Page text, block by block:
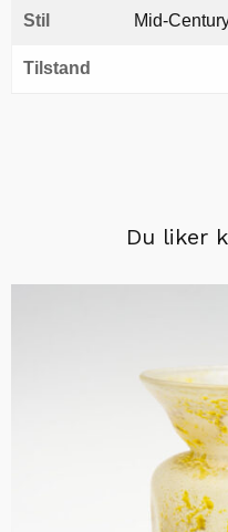
Stil Mid-
Tilstand
Du liker